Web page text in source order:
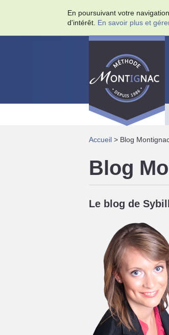
En poursuivant votre
d'intérêt. En savoir plus et
Accueil > Blog
Blog
Le blog de